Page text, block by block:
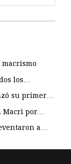
los…
su primer…
Macri por…
a…